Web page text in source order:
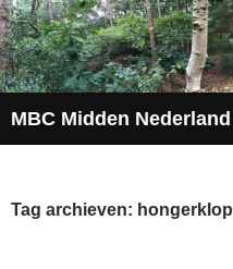
MBC Midden Nederland
INHOUD
Tag archieven: hongerklop